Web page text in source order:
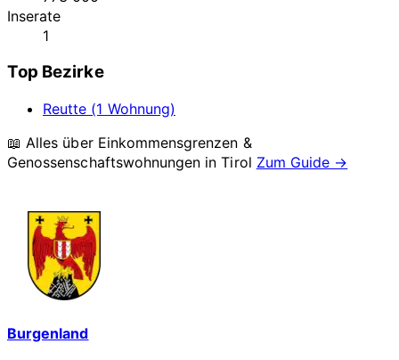
Inserate
1
Top Bezirke
Reutte (1 Wohnung)
📖 Alles über Einkommensgrenzen &
Genossenschaftswohnungen inTirol Zum Guide →
Burgenland